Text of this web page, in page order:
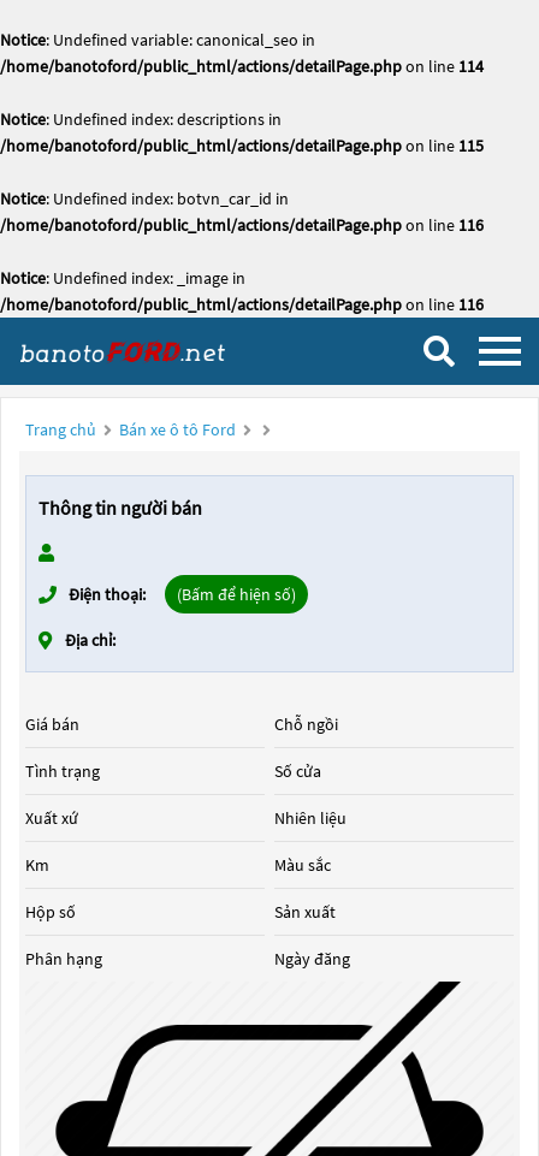
Notice: Undefined variable: canonical_seo in
/home/banotoford/public_html/actions/detailPage.phpon line 114
Notice: Undefined index: descriptions in
/home/banotoford/public_html/actions/detailPage.phpon line 115
Notice: Undefined index: botvn_car_id in
/home/banotoford/public_html/actions/detailPage.phpon line 116
Notice: Undefined index: _image in
/home/banotoford/public_html/actions/detailPage.phpon line 116
Trang chủ Bán xe ô tô Ford
Thông tin người bán
Điện thoại: (Bấm để hiện số)
Địa chỉ:
Giá bán
Tình trạng
Xuất xứ
Km
Hộp số
Phân hạng
Chỗ ngồi
Số cửa
Nhiên liệu
Màu sắc
Sản xuất
Ngày đăng